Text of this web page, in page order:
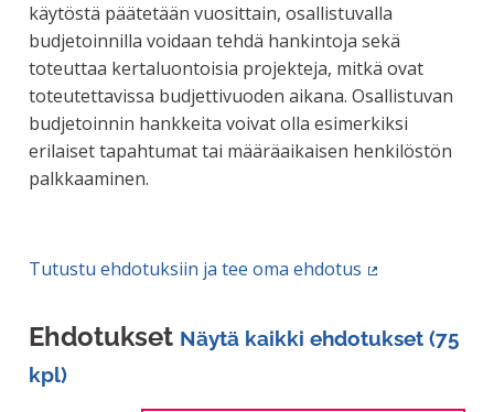
käytöstä päätetään vuosittain, osallistuvalla
budjetoinnilla voidaan tehdä hankintoja sekä
toteuttaa kertaluontoisia projekteja, mitkä ovat
toteutettavissa budjettivuoden aikana. Osallistuvan
budjetoinnin hankkeita voivat olla esimerkiksi
erilaiset tapahtumat tai määräaikaisen henkilöstön
palkkaaminen.
Tutustu ehdotuksiin ja tee oma ehdotus
Ehdotukset Näytä kaikki ehdotukset (75
kpl)